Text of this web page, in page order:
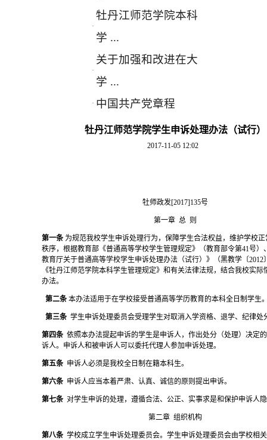
·
牡丹江师范学院本科
学 ...
·
关于加强和改进在大
学 ...
· 中国共产党章程
牡丹江师范学院学生申诉处理办法（试行）
2017-11-05 12:02
牡师政发[2017]135号
第一章 总 则
第一条 为规范我校学生申诉处理行为，保障学生合法权益，维护学校
秩序，根据教育部《普通高等学校学生管理规定》（教育部令第41号）
教育厅关于普通高等学校学生申诉处理办法（试行）》（黑教学〔2012
《牡丹江师范学院本科学生管理规定》和有关法律法规，结合我校实际
办法。
第二条 本办法适用于在学校接受普通高等学历教育的本科全日制学生
第三条 学生申诉处理委员会受理学生对取消入学资格、退学、纪律处
第四条 依照本办法提起申诉的学生是申诉人，作出处分（处理）决定
诉人。申诉人和被申诉人可以委托代理人参加申诉处理。
第五条 申诉人必须是我校全日制在籍本科生。
第六条 申诉人应当本着严肃、认真、诚信的原则提出申诉。
第七条 对学生申诉的处理，遵循合法、公正、实事求是和保护申诉人
第二章 组织机构
第八条 学校成立学生申诉处理委员会。学生申诉处理委员会由学校相